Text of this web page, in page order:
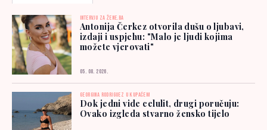
INTERVJU ZA ŽENE.BA
Antonija Čerkez otvorila dušu o ljubavi,
izdaji i uspjehu: "Malo je ljudi kojima
možete vjerovati"
05. 08. 2026.
GEORGINA RODRIGUEZ U KUPAĆEM
Dok jedni vide celulit, drugi poručuju:
Ovako izgleda stvarno žensko tijelo